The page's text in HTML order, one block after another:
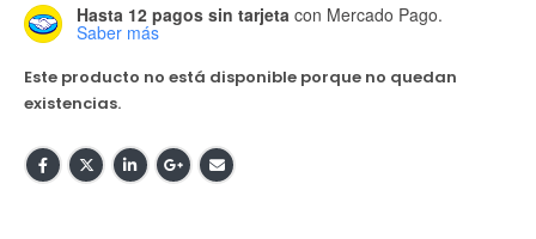
Hasta 12 pagos sin tarjeta con Mercado Pago.
Saber más
Este producto no está disponible porque no quedan
existencias.